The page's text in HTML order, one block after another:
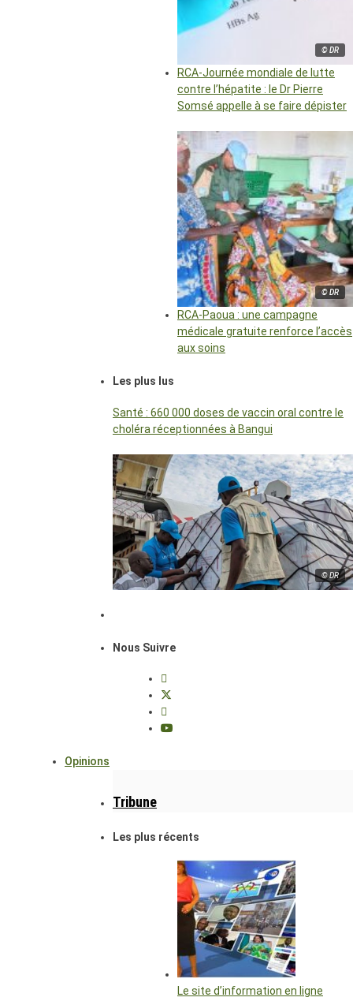
© DR
RCA-Journée mondiale de lutte
contre l’hépatite : le Dr Pierre
Somsé appelle à se faire dépister
© DR
RCA-Paoua : une campagne
médicale gratuite renforce l’accès
aux soins
Les plus lus
Santé : 660 000 doses de vaccin oral contre le
choléra réceptionnées à Bangui
© DR
Nous Suivre
Opinions
Tribune
Les plus récents
Le site d’information en ligne